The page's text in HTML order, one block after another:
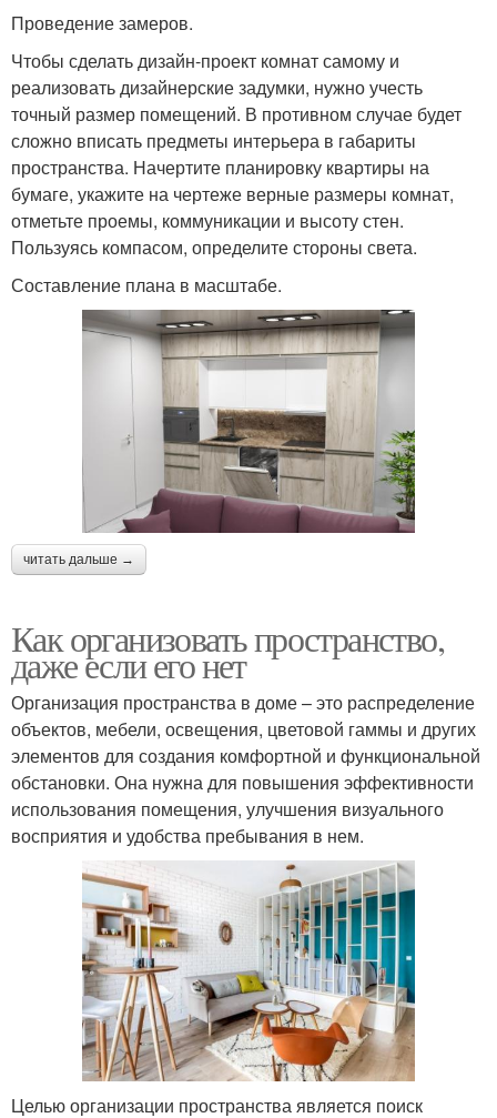
Проведение замеров.
Чтобы сделать дизайн-проект комнат самому и
реализовать дизайнерские задумки, нужно учесть
точный размер помещений. В противном случае будет
сложно вписать предметы интерьера в габариты
пространства. Начертите планировку квартиры на
бумаге, укажите на чертеже верные размеры комнат,
отметьте проемы, коммуникации и высоту стен.
Пользуясь компасом, определите стороны света.
Составление плана в масштабе.
читать дальше →
Как организовать пространство,
даже если его нет
Организация пространства в доме – это распределение
объектов, мебели, освещения, цветовой гаммы и других
элементов для создания комфортной и функциональной
обстановки. Она нужна для повышения эффективности
использования помещения, улучшения визуального
восприятия и удобства пребывания в нем.
Целью организации пространства является поиск